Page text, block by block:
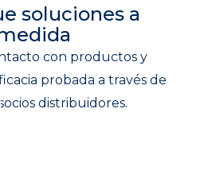
soluciones a
con productos y
probada a través de
distribuidores.